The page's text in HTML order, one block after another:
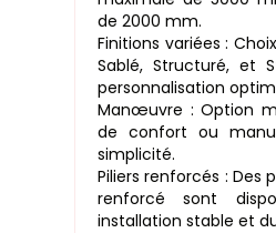
de 2000 mm.
Finitions variées :
Sablé, Structuré, et
personnalisation
Manœuvre : Option
de confort ou
simplicité.
Piliers renforcés : Des
renforcé sont
installation stable et